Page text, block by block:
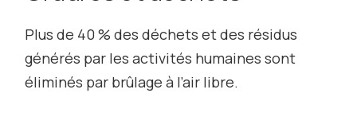
Plus de 40 % des déchets et des résidus
générés par les activités humaines sont
éliminés par brûlage à l’air libre.